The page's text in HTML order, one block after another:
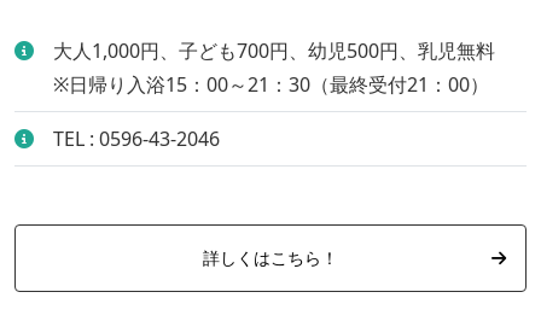
大人1,000円、子ども700円、幼児500円、乳児無料
※日帰り入浴15：00～21：30（最終受付21：00）
TEL : 0596-43-2046
詳しくはこちら！